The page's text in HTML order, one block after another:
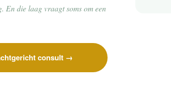
En die laag vraagt soms om een
consult →